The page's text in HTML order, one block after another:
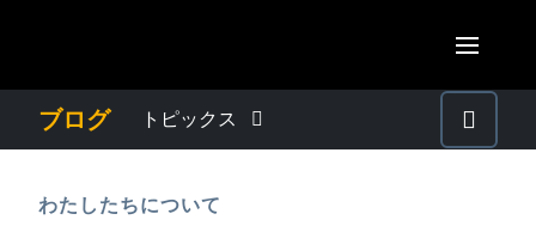
AMERICAS
ブログ トピックス
わたしたちについて